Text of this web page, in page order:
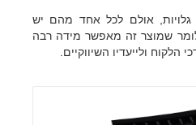
גלויות, אולם לכל אחד מהם יש
לומר שמוצר זה מאפשר מידה רבה
ולייעדיו השיווקיים.
נוספים